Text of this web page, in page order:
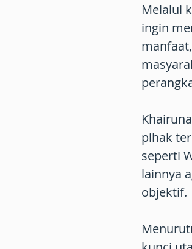
Melalui
ingin
pihak
seperti
lainnya
objektif.